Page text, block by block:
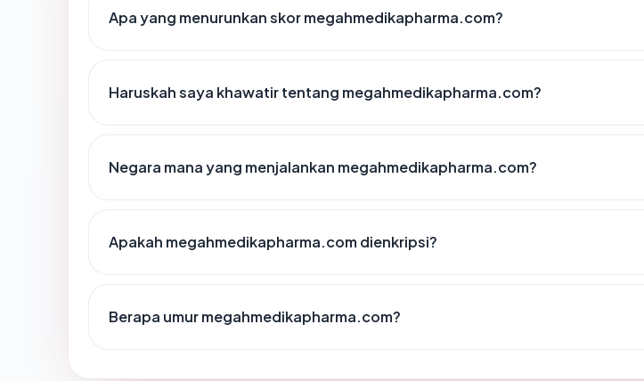
Apa yang menurunkan skor megahmedikapharma.com?
Haruskah saya khawatir tentang megahmedikapharma.com?
Negara mana yang menjalankan megahmedikapharma.com?
Apakah megahmedikapharma.com dienkripsi?
Berapa umur megahmedikapharma.com?